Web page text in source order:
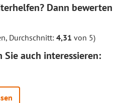
Dann bewerten
Durchschnitt: 4,31 von 5)
Sie auch interessieren: